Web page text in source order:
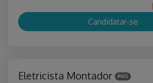
Candidatar-se
Eletricista Montador #1615